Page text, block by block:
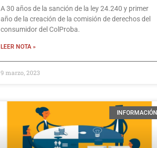
A 30 años de la sanción de la ley 24.240 y primer
año de la creación de la comisión de derechos del
consumidor del ColProba.
LEER NOTA »
9 marzo, 2023
INFORMACIÓN